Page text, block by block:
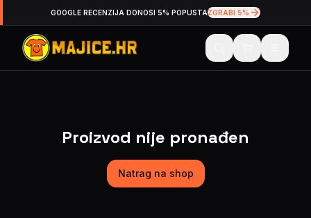
GOOGLE RECENZIJA DONOSI 5% POPUSTAZGRABI 5%
Proizvod nije pronađen
Natrag na shop